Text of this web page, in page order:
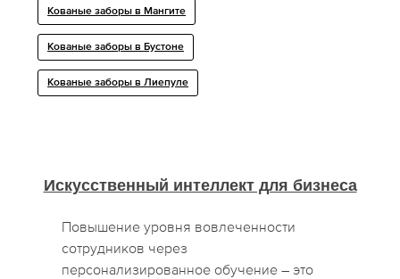
Кованые заборы в Мангите
Кованые заборы в Бустоне
Кованые заборы в Лиепуле
Искусственный интеллект для бизнеса
Повышение уровня вовлеченности
сотрудников через
персонализированное обучение – это